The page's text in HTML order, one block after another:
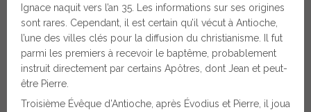
Ignace naquit vers l’an 35. Les informations sur ses origines
sont rares. Cependant, il est certain qu’il vécut à Antioche,
l’une des villes clés pour la diffusion du christianisme. Il fut
parmi les premiers à recevoir le baptême, probablement
instruit directement par certains Apôtres, dont Jean et peut-
être Pierre.
Troisième Évêque d’Antioche, après Évodius et Pierre, il joua